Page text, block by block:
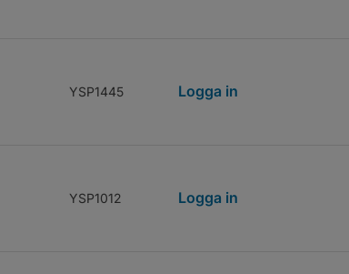
YSP1445 Logga in
YSP1012 Logga in